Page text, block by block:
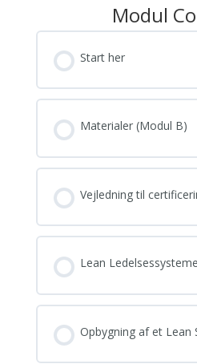
Modul
Start her
Materialer (Modul B)
Vejledning til
Lean
Opbygning af et Lean